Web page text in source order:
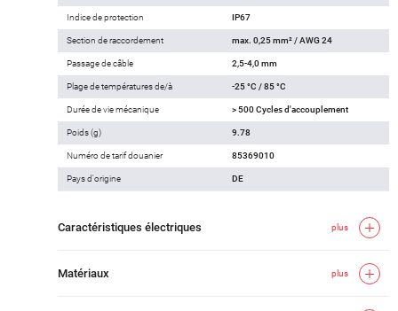
Indice de protection IP67
Section de raccordement max. 0,25 mm² / AWG 24
Passage de câble 2,5-4,0 mm
Plage de températures de/à -25 °C / 85 °C
Durée de vie mécanique > 500 Cycles d'accouplement
Poids (g) 9.78
Numéro de tarif douanier 85369010
Pays d'origine DE
Caractéristiques électriques plus
Matériaux plus